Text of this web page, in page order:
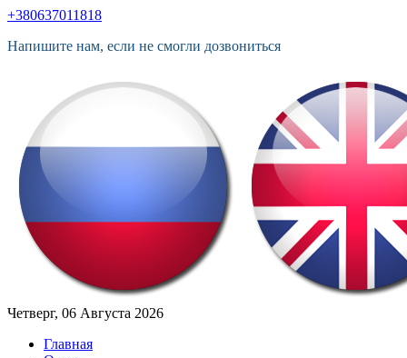
+380637011818
Напишите нам, если не смогли дозвониться
Четверг, 06 Августа 2026
Главная